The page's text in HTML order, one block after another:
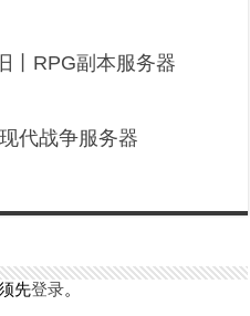
丨RPG副本服务器
代战争服务器
先登录。